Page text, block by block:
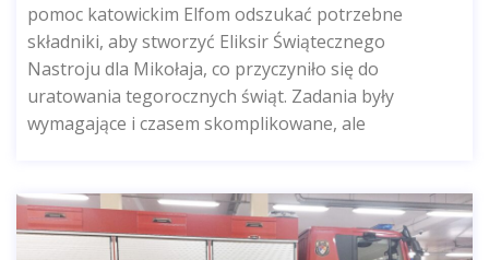
pomoc katowickim Elfom odszukać potrzebne
składniki, aby stworzyć Eliksir Świątecznego
Nastroju dla Mikołaja, co przyczyniło się do
uratowania tegorocznych świąt. Zadania były
wymagające i czasem skomplikowane, ale